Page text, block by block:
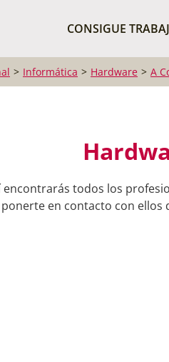
CONSIGUE
Informática Hardware A
encontrarás todos los
ponerte en contacto con ellos